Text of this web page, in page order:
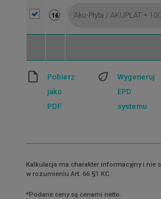
16
Pobierz
jako
PDF
Wygeneruj
EPD
systemu
Kalkulacja ma charakter informacyjny i nie
w rozumieniu Art. 66 §1 KC.
*Podane ceny są cenami netto.